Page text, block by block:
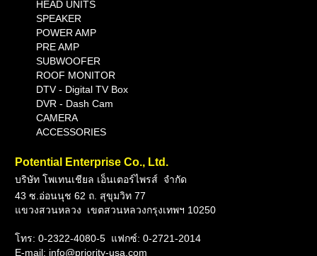
HEAD UNITS
SPEAKER
POWER AMP
PRE AMP
SUBWOOFER
ROOF MONITOR
DTV - Digital TV Box
DVR - Dash Cam
CAMERA
ACCESSORIES
Potential Enterprise Co., Ltd.
บริษัท โพเทนเชียล เอ็นเตอร์ไพรส์ จำกัด
43 ซ.อ่อนนุช 62 ถ. สุขุมวิท 77
แขวงสวนหลวง เขตสวนหลวงกรุงเทพฯ 10250
โทร: 0-2322-4080-5 แฟกซ์: 0-2721-2014
E-mail: info@priority-usa.com